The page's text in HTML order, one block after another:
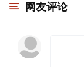
网友评论